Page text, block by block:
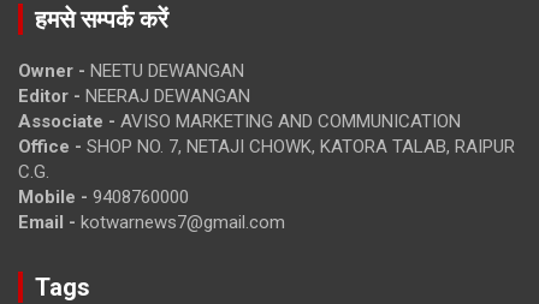
हमसे सम्पर्क करें
Owner - NEETU DEWANGAN
Editor - NEERAJ DEWANGAN
Associate - AVISO MARKETING AND COMMUNICATION
Office - SHOP NO. 7, NETAJI CHOWK, KATORA TALAB, RAIPUR
C.G.
Mobile - 9408760000
Email - kotwarnews7@gmail.com
Tags